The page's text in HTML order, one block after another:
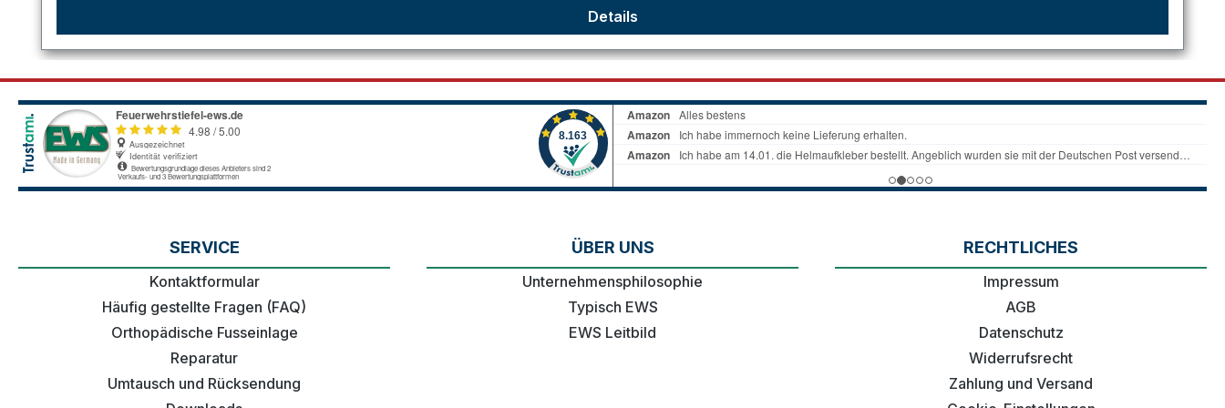
Details
SERVICE
Kontaktformular
Häufig gestellte Fragen (FAQ)
Orthopädische Fusseinlage
Reparatur
Umtausch und Rücksendung
ÜBER UNS
Unternehmensphilosophie
Typisch EWS
EWS Leitbild
RECHTLICHES
Impressum
AGB
Datenschutz
Widerrufsrecht
Zahlung und Versand